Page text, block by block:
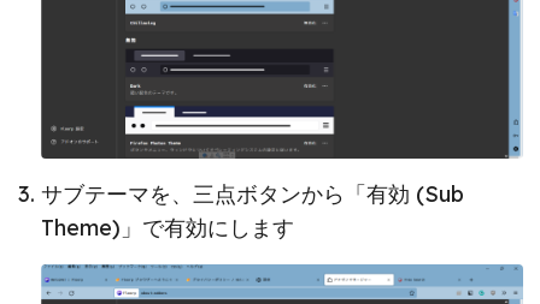
サブテーマを、三点ボタンから「有効 (Sub
Theme)」で有効にします